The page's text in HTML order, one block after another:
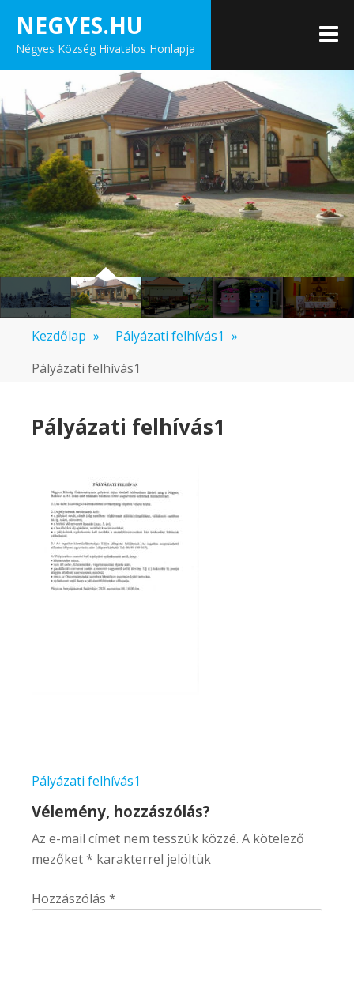
content
NEGYES.HU
Négyes Község Hivatalos Honlapja
Kezdőlap » Pályázati felhívás1 »
Pályázati felhívás1
Pályázati felhívás1
Bejegyzés
navigáció
Pályázati felhívás1
Vélemény, hozzászólás?
Az e-mail címet nem tesszük közzé. A kötelező
mezőket* karakterrel jelöltük
Hozzászólás *